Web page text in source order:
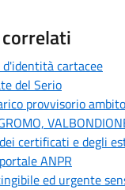
d'identità cartacee
del Serio
provvisorio
certificati e degli
ANPR
ed urgente